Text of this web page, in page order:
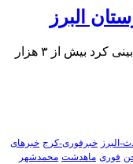
البرز
مدیر جهاد کشاورزی شهرستان البرز پیش بینی کرد بیش از ۳ هزار
البرز خبرفوری-کرج خبرهای
فوری ماهدشت محمدشهر